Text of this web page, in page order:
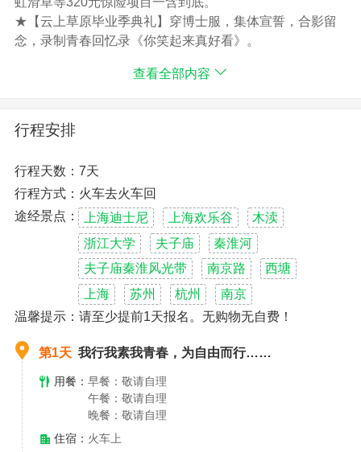
★【云上草原毕业季典礼】穿博士服，集体宣誓，合影留
念，录制青春回忆录《你笑起来真好看》。
嗨玩青春，定格美好时光 。
★八佰电影拍摄地上海【四行仓库】学习真实历史，传承
★走进“985工程、211工程 双一流”【上海复旦大学】树立
人生目标。
★【沁园春】进行采茶比赛：背上儿眠上山去，采桑已闲
★升级1晚特色西塘水乡客栈 ，感受不一样的水乡体验。
★纯玩0购物0自费，全陪导游陪护，享受青春快乐！
查看全部内容
行程安排
行程天数：7天
行程方式：火车去火车回
途经景点：
上海迪士尼 上海欢乐谷
木渎
浙江大学
夫子庙
秦淮河
夫子庙秦淮风光带
南京路
西塘
上海
苏州 杭州
南京
温馨提示：请至少提前1天报名。无购物无自费！
第1天 我行我素我青春，为自由而行……
用餐： 早餐：敬请自理
午餐：敬请自理
晚餐：敬请自理
住宿： 火车上